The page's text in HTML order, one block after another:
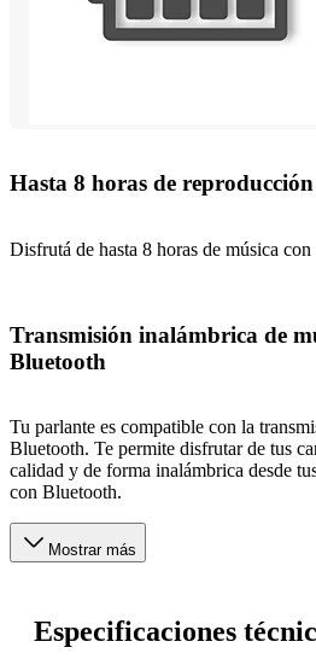
Hasta 8 horas de
Disfrutá de hasta 8 horas de música con
Transmisión inalámbrica de
Bluetooth
Tu parlante es compatible con la
Bluetooth. Te permite disfrutar de tus
calidad y de forma inalámbrica desde
con Bluetooth.
Mostrar más
Especificaciones